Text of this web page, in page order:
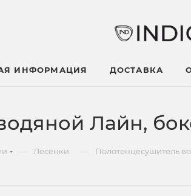
ИНФОРМАЦИЯ ДОСТАВКА
Лайн,
— Лесенки — Полотенцесушитель